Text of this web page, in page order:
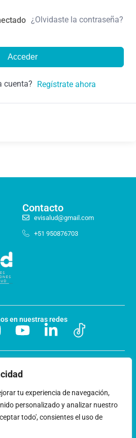
tu experiencia de navegación,
personalizado y analizar nuestro
todo', consientes el uso de
¿Olvidaste la contraseña?
Acceder
cuenta? Regístrate ahora
Contacto
evisalud@gmail.com
+51 950876703
en nuestras redes
de nosotros
con nosotros